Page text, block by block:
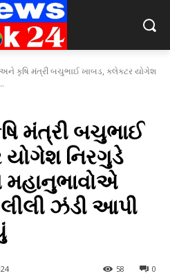
કૃષિ મંત્રી બચુભાઈ ખાબડ, કલેકટર યોગેશ
મંત્રી બચુભાઈ
નિરગુડે
લીલી ઝંડી આપી
0
58